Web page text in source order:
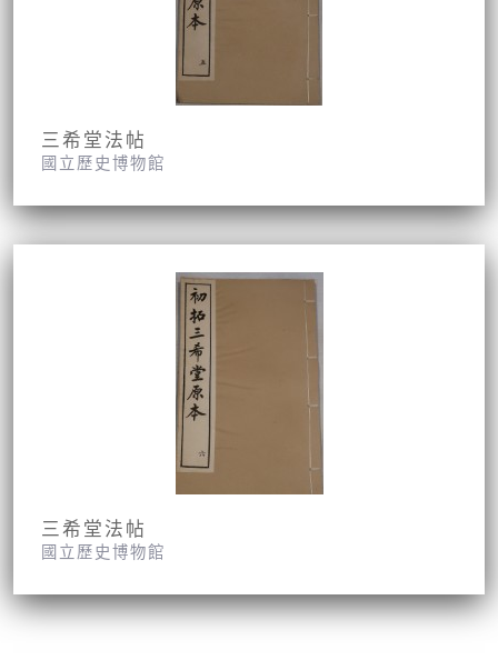
三希堂法帖
國立歷史博物館
三希堂法帖
國立歷史博物館